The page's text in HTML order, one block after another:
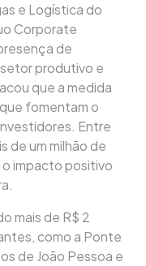
e Logística do
Corporate
de
produtivo e
que a medida
fomentam o
Entre
de um milhão de
impacto positivo
mais de R$ 2
como a Ponte
de João Pessoa e